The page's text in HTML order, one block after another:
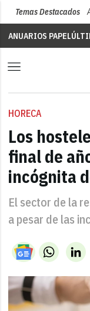
Temas Destacados
ANUARIOS PAPEL
HORECA
Los
final de
incógnita
El sector de la
a pesar de las